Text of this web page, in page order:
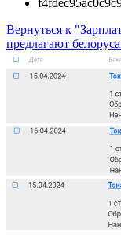
Вернуться к
предлагают